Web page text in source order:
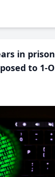
in prison
to 1-O